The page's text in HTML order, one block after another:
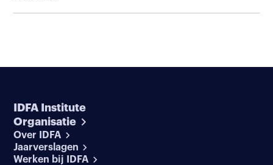
IDFA Institute
Organisatie
Over IDFA
Jaarverslagen
Werken bij IDFA